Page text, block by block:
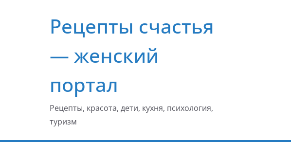
содержимомуРецепты счастья
— женский
портал
Рецепты, красота, дети, кухня, психология,
туризм